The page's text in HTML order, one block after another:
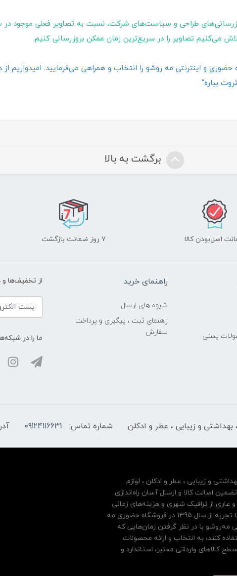
طراحی و سیاست‌های شرکت، نسبت به تصاویر فعلی موجود
می‌کنیم تصاویر را در سریع‌ترین زمان ممکن بروزرسانی کنیم.
و اینترنتی مه روشو را انتخاب و همراهی می‌فرمایید. امیدواریم از
بباره"
برگشت به بالا
اصل‌بودن کالا ۷ روز ضمانت بازگشت
پستی
راهنمای خرید
شیوه های ارسال
راهنمای ثبت ، پیگیری و پرداخت
سفارش
از تخفیف‌ها و
ما را در
بهداشتی و زیبایی ، عطر و ادکلن شماره تماس: 09124116631
و زیبایی ، عطر و ادکلن ، لوازم
اصالت کالا و ارسال آسان راه‌اندازی
از ترافیک شهری و هزینه‌های زمانی
مشتریان خود بها داده و فروشگاه اینترنتی خود را بر پایه سال‌ها تجربه از سال 1395 در فروشگاه حضوری مه
مه‌رو‌شو با در نظر گرفتن زمان‌هایی که
کنند، به انتخاب و ارائه محصولات
وارداتی معتبر، استاندارد و